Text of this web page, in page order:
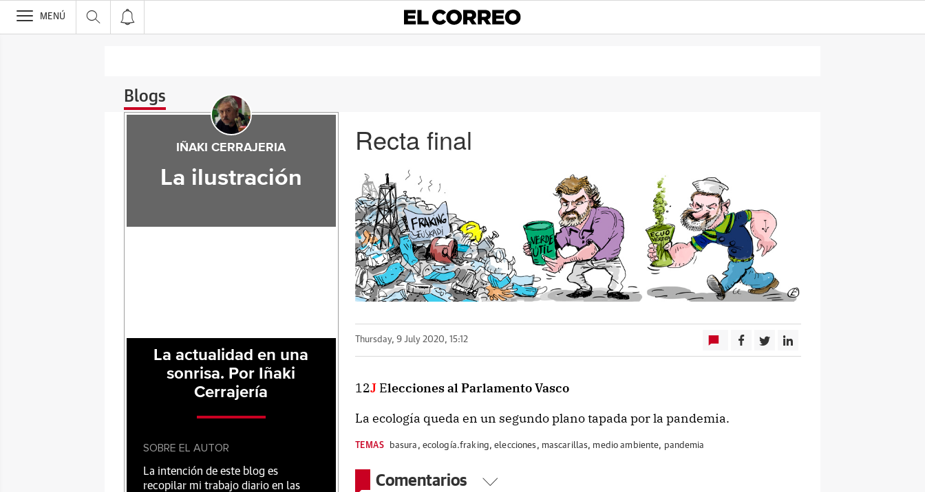
>
MENÚ
Blogs
Recta final
Thursday, 9 July 2020, 15:12
12JElecciones al Parlamento Vasco
La ecología queda en un segundo plano tapada por la pandemia.
TEMAS basura , ecología.fraking,elecciones, mascarillas, medio ambiente, pandemia
Comentarios
IÑAKI CERRAJERIA
La ilustración
La actualidad en una
sonrisa. Por Iñaki
Cerrajería
SOBRE EL AUTOR
La intención de este blog es
recopilar mi trabajo diario en las